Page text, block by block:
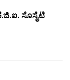
ಸೊಸೈಟಿ